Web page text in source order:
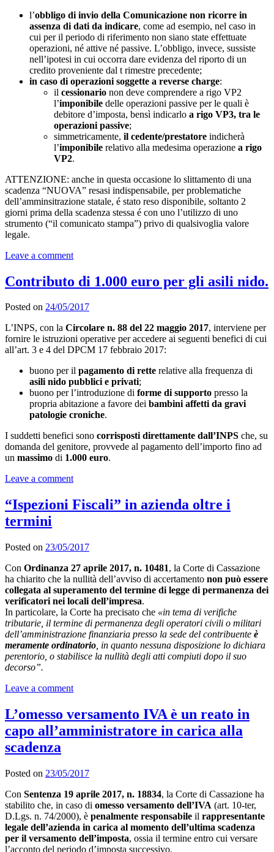
l’obbligo di invio della Comunicazione non ricorre in
assenza di dati da indicare, come ad esempio, nel caso in
cui per il periodo di riferimento non siano state effettuate
operazioni, né attive né passive. L’obbligo, invece, sussiste
nell’ipotesi in cui occorra dare evidenza del riporto di un
credito proveniente dal t rimestre precedente;
in caso di operazioni soggette a reverse charge:
il cessionario non deve comprendere a rigo VP2
l’imponibile delle operazioni passive per le quali è
debitore d’imposta, bensì indicarlo a rigo VP3, tra le
operazioni passive;
simmetricamente, il cedente/prestatore indicherà
l’imponibile relativo alla medesima operazione a rigo
VP2.
ATTENZIONE: anche in questa occasione lo slittamento di una
scadenza “NUOVA” resasi indispensabile, per problematiche
dell’amminsitrazione statale, é stato reso disponibile, soltanto 2
giorni prima della scadenza stessa é con uno l’utilizzo di uno
strumento (“il comunicato stampa”) privo di qualsivoglia valore
legale.
Leave a comment
Contributo di 1.000 euro per gli asili nido.
Posted on 24/05/2017
L’INPS, con la Circolare n. 88 del 22 maggio 2017, interviene per
fornire le istruzioni operative per accedere ai seguenti benefici di cui
all’art. 3 e 4 del DPCM 17 febbraio 2017:
buono per il pagamento di rette relative alla frequenza di
asili nido pubblici e privati;
buono per l’introduzione di forme di supporto presso la
propria abitazione a favore dei bambini affetti da gravi
patologie croniche.
I suddetti benefici sono corrisposti direttamente dall’INPS che, su
domanda del genitore, provvede al pagamento dell’importo fino ad
un massimo di 1.000 euro.
Leave a comment
“Ispezioni Fiscali” in azienda oltre i
termini
Posted on 23/05/2017
Con Ordinanza 27 aprile 2017, n. 10481, la Corte di Cassazione
ha chiarito che la nullità dell’avviso di accertamento non può essere
collegata al superamento del termine di legge di permanenza dei
verificatori nei locali dell’impresa.
In particolare, la Corte ha precisato che «in tema di verifiche
tributarie, il termine di permanenza degli operatori civili o militari
dell’amministrazione finanziaria presso la sede del contribuente è
meramente ordinatorio , in quanto nessuna disposizione lo dichiara
perentorio, o stabilisce la nullità degli atti compiuti dopo il suo
decorso”.
Leave a comment
L’omesso versamento IVA è un reato in
capo all’amministratore in carica alla
scadenza
Posted on 23/05/2017
Con Sentenza 19 aprile 2017, n. 18834, la Corte di Cassazione ha
stabilito che, in caso di omesso versamento dell’IVA (art. 10-ter,
D.Lgs. n. 74/2000), è penalmente responsabile il rappresentante
legale dell’azienda in carica al momento dell’ultima scadenza
per il versamento dell’imposta, ossia il termine entro cui versare
l’acconto del periodo d’imposta successivo.